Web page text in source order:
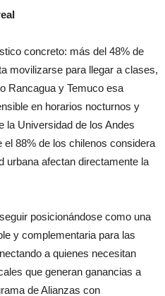
concreto: más del 48% de
movilizarse para llegar a clases,
Rancagua y Temuco esa
en horarios nocturnos y
la Universidad de los Andes
el 88% de los chilenos considera
urbana afectan directamente la
posicionándose como una
y complementaria para las
a quienes necesitan
que generan ganancias a
de Alianzas con